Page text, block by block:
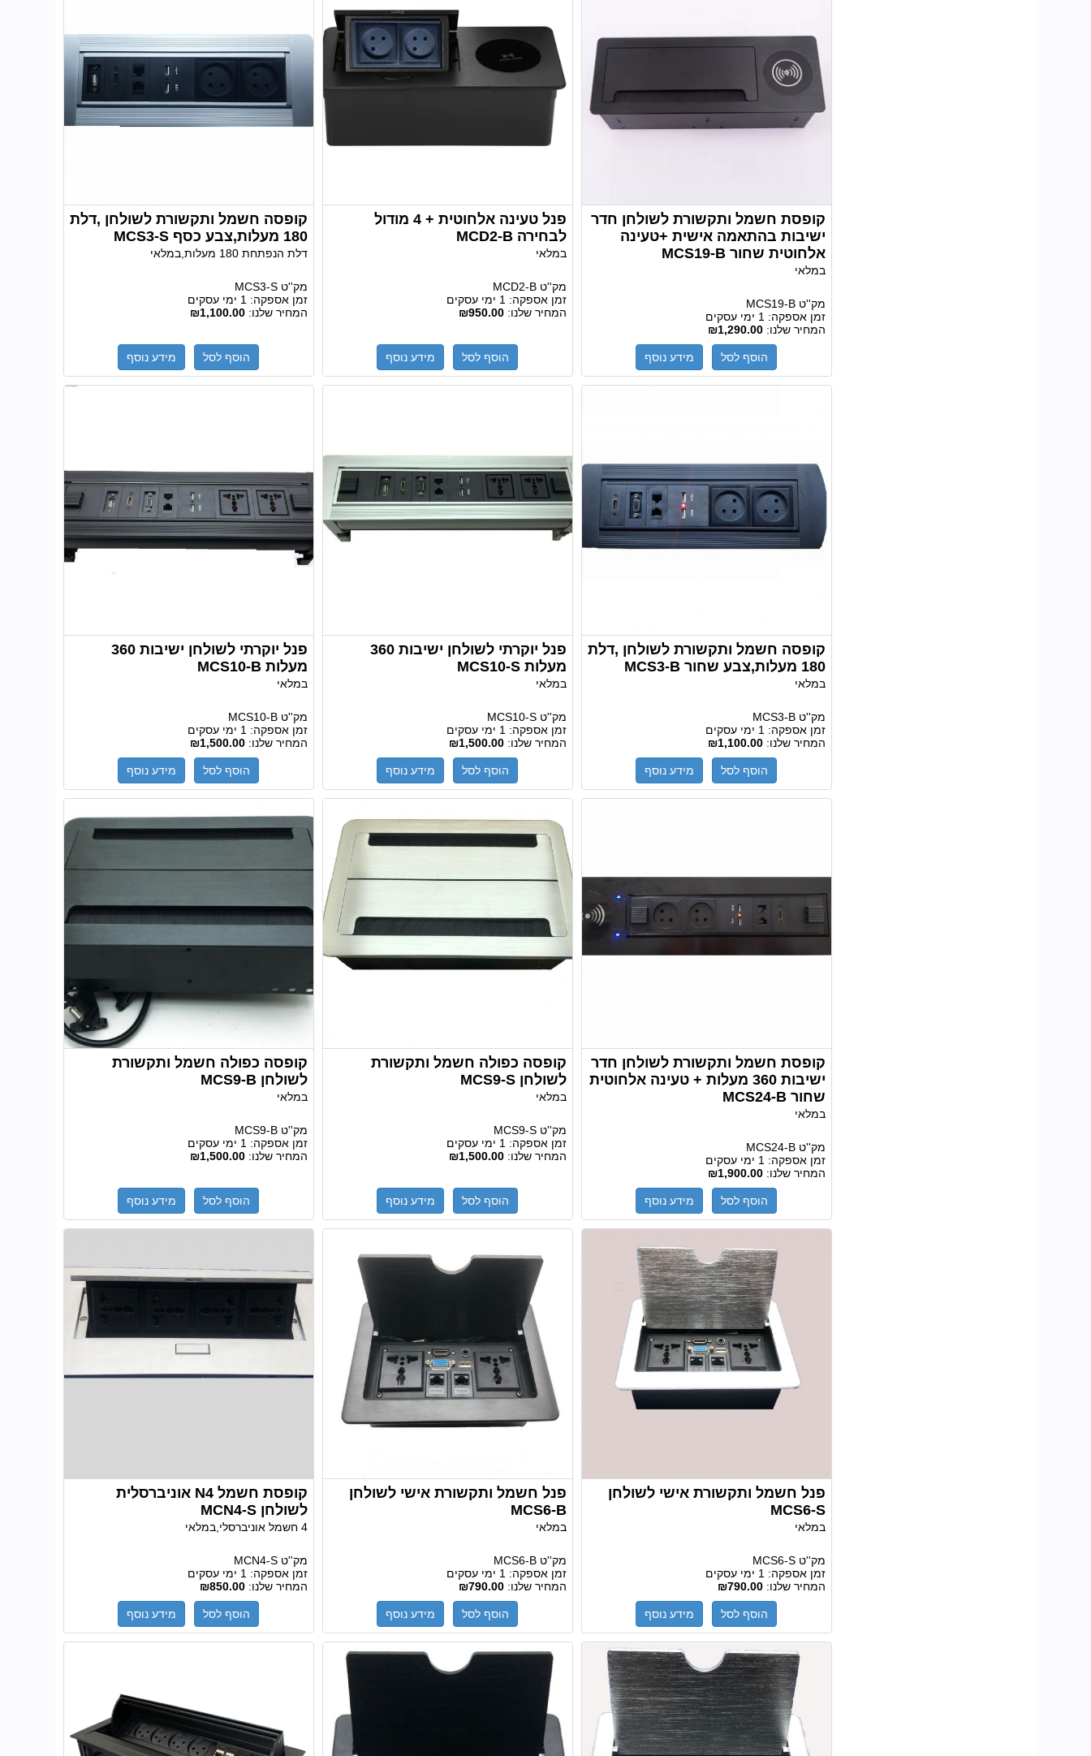
קופסת חשמל ותקשורת לשולחן חדר
ישיבות בהתאמה אישית +טעינה
אלחוטית שחור MCS19-B
במלאי
מק''טMCS19-B
זמן אספקה:1 ימי עסקים
המחיר שלנו:₪1,290.00
הוסף לסל מידע נוסף
פנל טעינה אלחוטית + 4 מודול
לבחירה MCD2-B
במלאי
מק''טMCD2-B
זמן אספקה:1 ימי עסקים
המחיר שלנו:₪950.00
הוסף לסל מידע נוסף
קופסה חשמל ותקשורת לשולחן ,דלת
180 מעלות,צבע כסף MCS3-S
דלת הנפתחת 180 מעלות,במלאי
מק''טMCS3-S
זמן אספקה:1 ימי עסקים
המחיר שלנו:₪1,100.00
הוסף לסל מידע נוסף
קופסה חשמל ותקשורת לשולחן ,דלת
180 מעלות,צבע שחור MCS3-B
במלאי
מק''טMCS3-B
זמן אספקה:1 ימי עסקים
המחיר שלנו:₪1,100.00
הוסף לסל מידע נוסף
פנל יוקרתי לשולחן ישיבות 360
מעלות MCS10-S
במלאי
מק''טMCS10-S
זמן אספקה:1 ימי עסקים
המחיר שלנו:₪1,500.00
הוסף לסל מידע נוסף
פנל יוקרתי לשולחן ישיבות 360
מעלות MCS10-B
במלאי
מק''טMCS10-B
זמן אספקה:1 ימי עסקים
המחיר שלנו:₪1,500.00
הוסף לסל מידע נוסף
קופסת חשמל ותקשורת לשולחן חדר
ישיבות 360 מעלות + טעינה אלחוטית
שחור MCS24-B
במלאי
מק''טMCS24-B
זמן אספקה:1 ימי עסקים
המחיר שלנו:₪1,900.00
הוסף לסל מידע נוסף
קופסה כפולה חשמל ותקשורת
לשולחן MCS9-S
במלאי
מק''טMCS9-S
זמן אספקה:1 ימי עסקים
המחיר שלנו:₪1,500.00
הוסף לסל מידע נוסף
קופסה כפולה חשמל ותקשורת
לשולחן MCS9-B
במלאי
מק''טMCS9-B
זמן אספקה:1 ימי עסקים
המחיר שלנו:₪1,500.00
הוסף לסל מידע נוסף
פנל חשמל ותקשורת אישי לשולחן
MCS6-S
במלאי
מק''טMCS6-S
זמן אספקה:1 ימי עסקים
המחיר שלנו:₪790.00
הוסף לסל מידע נוסף
פנל חשמל ותקשורת אישי לשולחן
MCS6-B
במלאי
מק''טMCS6-B
זמן אספקה:1 ימי עסקים
המחיר שלנו:₪790.00
הוסף לסל מידע נוסף
קופסת חשמל N4 אוניברסלית
לשולחן MCN4-S
4 חשמל אוניברסלי,במלאי
מק''טMCN4-S
זמן אספקה:1 ימי עסקים
המחיר שלנו:₪850.00
הוסף לסל מידע נוסף